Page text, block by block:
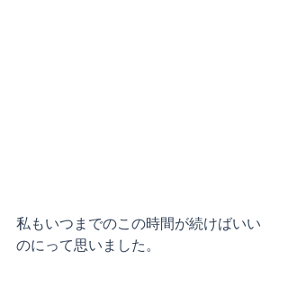
私もいつまでのこの時間が続けばいい
のにって思いました。